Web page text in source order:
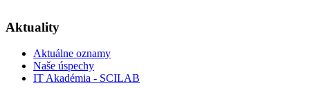
Aktuality
Aktuálne oznamy
Naše úspechy
IT Akadémia - SCILAB